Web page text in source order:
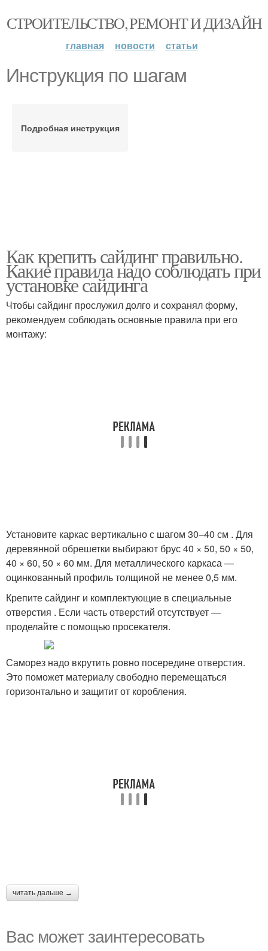
СТРОИТЕЛЬСТВО, РЕМОНТ И ДИЗАЙН
главная новости статьи
Инструкция по шагам
Подробная инструкция
Как крепить сайдинг правильно.
Какие правила надо соблюдать при
установке сайдинга
Чтобы сайдинг прослужил долго и сохранял форму,
рекомендуем соблюдать основные правила при его
монтажу:
Установите каркас вертикально с шагом 30–40 см . Для
деревянной обрешетки выбирают брус 40 × 50, 50 × 50,
40 × 60, 50 × 60 мм. Для металлического каркаса —
оцинкованный профиль толщиной не менее 0,5 мм.
Крепите сайдинг и комплектующие в специальные
отверстия . Если часть отверстий отсутствует —
проделайте с помощью просекателя.
Саморез надо вкрутить ровно посередине отверстия.
Это поможет материалу свободно перемещаться
горизонтально и защитит от коробления.
читать дальше →
Вас может заинтересовать